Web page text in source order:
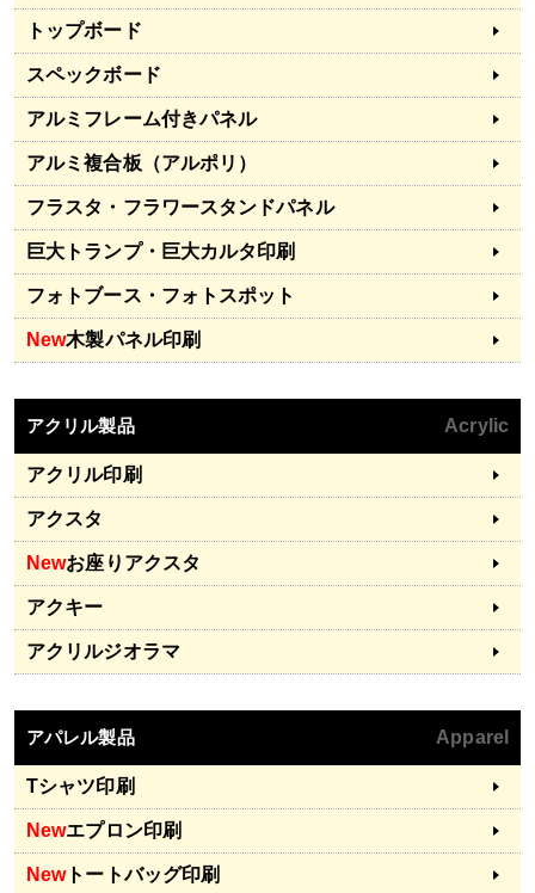
トップボード
スペックボード
アルミフレーム付きパネル
アルミ複合板（アルポリ）
フラスタ・フラワースタンドパネル
巨大トランプ・巨大カルタ印刷
フォトブース・フォトスポット
New木製パネル印刷
アクリル製品 Acrylic
アクリル印刷
アクスタ
Newお座りアクスタ
アクキー
アクリルジオラマ
アパレル製品 Apparel
Tシャツ印刷
Newエプロン印刷
Newトートバッグ印刷